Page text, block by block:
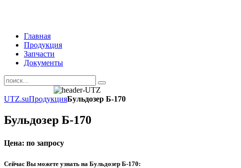
Главная
Продукция
Запчасти
Документы
UTZ.suПродукцияБульдозер Б-170
Бульдозер Б-170
Цена: по запросу
Сейчас Вы можете узнать на Бульдозер Б-170: